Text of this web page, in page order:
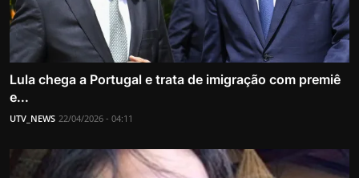
Lula chega a Portugal e trata de imigração com premiê
e...
UTV_NEWS 22/04/2026 - 04:11